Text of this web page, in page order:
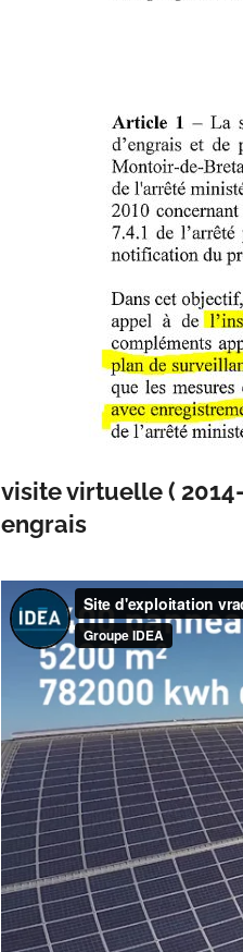
visite virtuelle (
engrais